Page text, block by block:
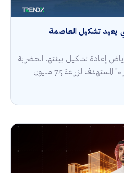
يعيد تشكيل العاصمة
إعادة تشكيل بيئتها الحضرية
ضمن مشروع "الرياض الخضراء" المستهدف لزراعة 7.5 مليون